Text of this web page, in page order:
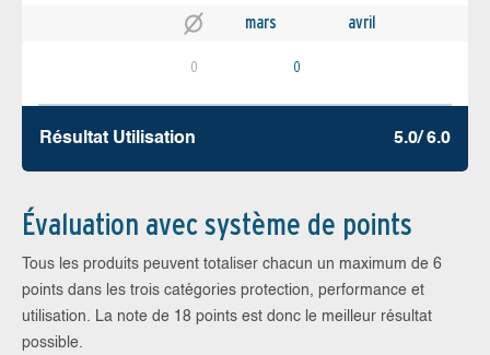
mars avril
0 0
Résultat Utilisation 5.0/ 6.0
Évaluation avec système de points
Tous les produits peuvent totaliser chacun un maximum de 6
points dans les trois catégories protection, performance et
utilisation. La note de 18 points est donc le meilleur résultat
possible.